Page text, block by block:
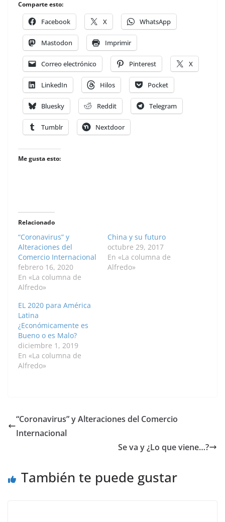
Comparte esto:
Facebook X WhatsApp
Mastodon Imprimir
Correo electrónico Pinterest X
LinkedIn Hilos Pocket
Bluesky Reddit Telegram
Tumblr Nextdoor
Me gusta esto:
Relacionado
“Coronavirus” y
Alteraciones del
Comercio Internacional
febrero 16, 2020
En «La columna de
Alfredo»
China y su futuro
octubre 29, 2017
En «La columna de
Alfredo»
EL 2020 para América
Latina
¿Económicamente es
Bueno o es Malo?
diciembre 1, 2019
En «La columna de
Alfredo»
“Coronavirus” y Alteraciones del Comercio
Internacional
Se va y ¿Lo que viene…?
También te puede gustar